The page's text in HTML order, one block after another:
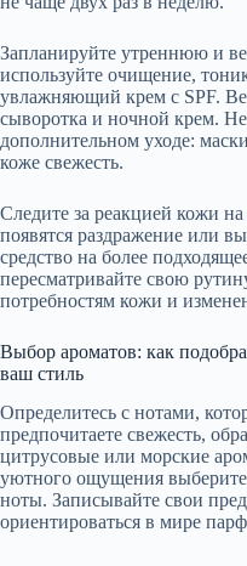
Запланируйте утреннюю и
используйте очищение,
увлажняющий крем с SPF.
сыворотка и ночной крем.
дополнительном уходе:
коже свежесть.
Следите за реакцией кожи
появятся раздражение или
средство на более
пересматривайте свою
потребностям кожи и
Выбор ароматов: как
ваш стиль
Определитесь с нотами,
предпочитаете свежесть,
цитрусовые или морские
уютного ощущения
ноты. Записывайте свои
ориентироваться в мире